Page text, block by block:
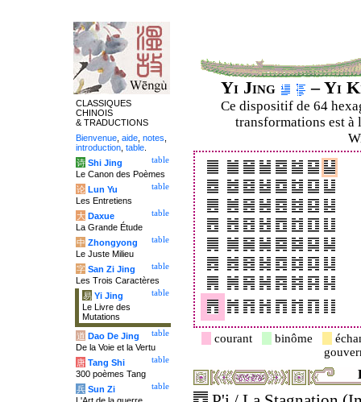
Yi Jing – Yi
Ce dispositif de 64
transformations est à
courant binôme
CLASSIQUES
CHINOIS
& TRADUCTIONS
Bienvenue aide notes
introduction table
table
诗 Shi Jing
Le Canon des Poèmes
table
论 Lun Yu
Les Entretiens
table
大 Daxue
La Grande Étude
table
中 Zhongyong
Le Juste Milieu
table
字 San Zi Jing
Les Trois Caractères
table
易 Yi Jing
Le Livre des
Mutations
table
道 Dao De Jing
De la Voie et la Vertu
table
唐 Tang Shi
300 poèmes Tang
table
兵 Sun Zi